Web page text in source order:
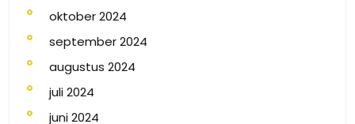
oktober 2024
september 2024
augustus 2024
juli 2024
juni 2024